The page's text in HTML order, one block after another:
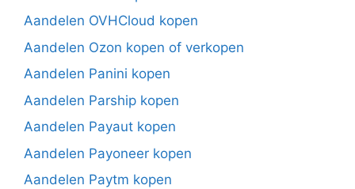
Aandelen OVHCloud kopen
Aandelen Ozon kopen of verkopen
Aandelen Panini kopen
Aandelen Parship kopen
Aandelen Payaut kopen
Aandelen Payoneer kopen
Aandelen Paytm kopen